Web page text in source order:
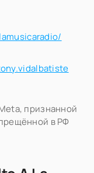
признанной
в РФ